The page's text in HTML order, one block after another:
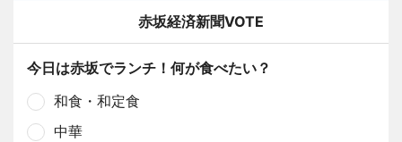
赤坂経済新聞VOTE
今日は赤坂でランチ！何が食べたい？
和食・和定食
中華